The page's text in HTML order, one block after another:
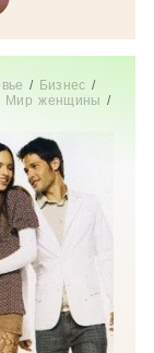
/ Бизнес /
Мир женщины /